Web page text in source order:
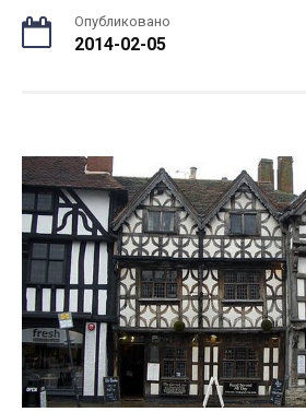
Опубликовано
2014-02-05